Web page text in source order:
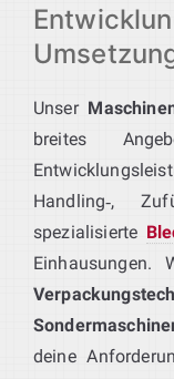
Unser
breites
Handling‑,
spezialisierte
Einhausungen.
deine